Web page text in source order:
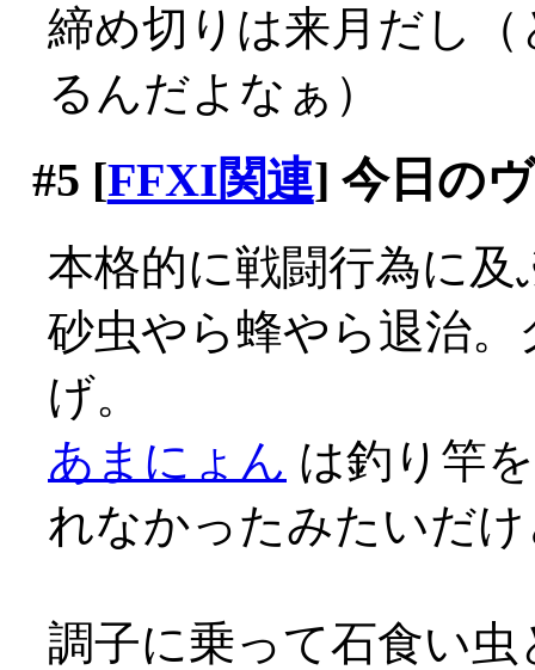
締め切りは来月だし
るんだよなぁ）
#5 [FFXI関連] 今日の
本格的に戦闘行為に及
砂虫やら蜂やら退治
げ。
あまにょん は釣り竿
れなかったみたいだ
調子に乗って石食い